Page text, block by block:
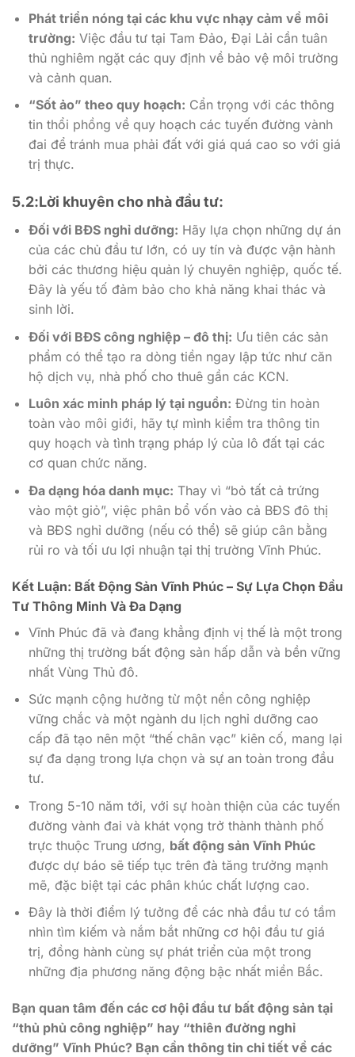
Phát triển nóng tại các khu vực nhạy cảm về môi
trường: Việc đầu tư tại Tam Đảo, Đại Lải cần tuân
thủ nghiêm ngặt các quy định về bảo vệ môi trường
và cảnh quan.
“Sốt ảo” theo quy hoạch: Cẩn trọng với các thông
tin thổi phồng về quy hoạch các tuyến đường vành
đai để tránh mua phải đất với giá quá cao so với giá
trị thực.
5.2:Lời khuyên cho nhà đầu tư:
Đối với BĐS nghỉ dưỡng: Hãy lựa chọn những dự án
của các chủ đầu tư lớn, có uy tín và được vận hành
bởi các thương hiệu quản lý chuyên nghiệp, quốc tế.
Đây là yếu tố đảm bảo cho khả năng khai thác và
sinh lời.
Đối với BĐS công nghiệp – đô thị: Ưu tiên các sản
phẩm có thể tạo ra dòng tiền ngay lập tức như căn
hộ dịch vụ, nhà phố cho thuê gần các KCN.
Luôn xác minh pháp lý tại nguồn: Đừng tin hoàn
toàn vào môi giới, hãy tự mình kiểm tra thông tin
quy hoạch và tình trạng pháp lý của lô đất tại các
cơ quan chức năng.
Đa dạng hóa danh mục: Thay vì “bỏ tất cả trứng
vào một giỏ”, việc phân bổ vốn vào cả BĐS đô thị
và BĐS nghỉ dưỡng (nếu có thể) sẽ giúp cân bằng
rủi ro và tối ưu lợi nhuận tại thị trường Vĩnh Phúc.
Kết Luận: Bất Động Sản Vĩnh Phúc – Sự Lựa Chọn Đầu
Tư Thông Minh Và Đa Dạng
Vĩnh Phúc đã và đang khẳng định vị thế là một trong
những thị trường bất động sản hấp dẫn và bền vững
nhất Vùng Thủ đô.
Sức mạnh cộng hưởng từ một nền công nghiệp
vững chắc và một ngành du lịch nghỉ dưỡng cao
cấp đã tạo nên một “thế chân vạc” kiên cố, mang lại
sự đa dạng trong lựa chọn và sự an toàn trong đầu
tư.
Trong 5-10 năm tới, với sự hoàn thiện của các tuyến
đường vành đai và khát vọng trở thành thành phố
trực thuộc Trung ương, bất động sản Vĩnh Phúc
được dự báo sẽ tiếp tục trên đà tăng trưởng mạnh
mẽ, đặc biệt tại các phân khúc chất lượng cao.
Đây là thời điểm lý tưởng để các nhà đầu tư có tầm
nhìn tìm kiếm và nắm bắt những cơ hội đầu tư giá
trị, đồng hành cùng sự phát triển của một trong
những địa phương năng động bậc nhất miền Bắc.
Bạn quan tâm đến các cơ hội đầu tư bất động sản tại
“thủ phủ công nghiệp” hay “thiên đường nghỉ
dưỡng” Vĩnh Phúc? Bạn cần thông tin chi tiết về các